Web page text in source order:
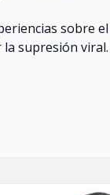
sobre
supresión viral.